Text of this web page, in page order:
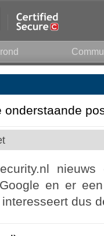
en er
dus